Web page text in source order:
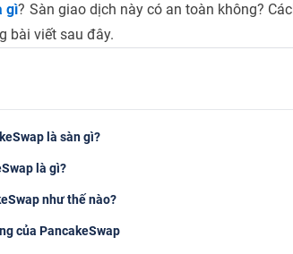
gì? Sàn giao dịch này có an toàn không?
bài viết sau đây.
là sàn gì?
là gì?
như thế nào?
của PancakeSwap